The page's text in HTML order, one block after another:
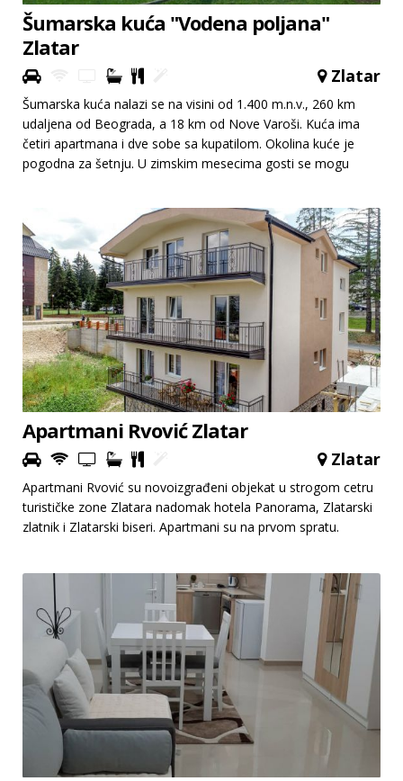
Šumarska kuća "Vodena poljana"
Zlatar
Zlatar
Šumarska kuća nalazi se na visini od 1.400 m.n.v., 260 km
udaljena od Beograda, a 18 km od Nove Varoši. Kuća ima
četiri apartmana i dve sobe sa kupatilom. Okolina kuće je
pogodna za šetnju. U zimskim mesecima gosti se mogu
Apartmani Rvović Zlatar
Zlatar
Apartmani Rvović su novoizgrađeni objekat u strogom cetru
turističke zone Zlatara nadomak hotela Panorama, Zlatarski
zlatnik i Zlatarski biseri. Apartmani su na prvom spratu.